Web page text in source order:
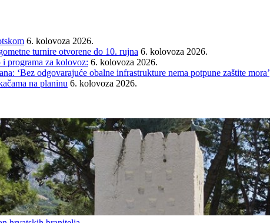
6. kolovoza 2026.
turnire otvorene do 10. rujna 6. kolovoza 2026.
programa za kolovoz: 6. kolovoza 2026.
‘Bez odgovarajuće obalne infrastrukture nema potpune zaštite mora’
na planinu 6. kolovoza 2026.